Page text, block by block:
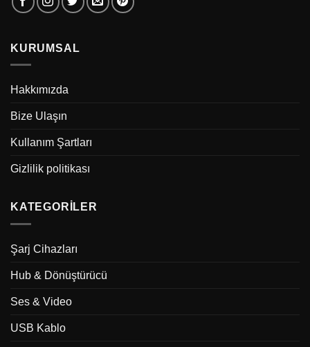
KURUMSAL
Hakkımızda
Bize Ulaşın
Kullanım Şartları
Gizlilik politikası
KATEGORILER
Şarj Cihazları
Hub & Dönüştürücü
Ses & Video
USB Kablo